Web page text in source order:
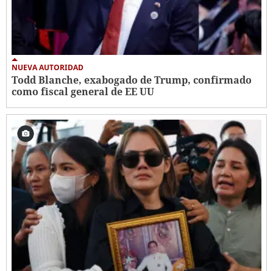
NUEVA AUTORIDAD
Todd Blanche, exabogado de Trump, confirmado
como fiscal general de EE UU